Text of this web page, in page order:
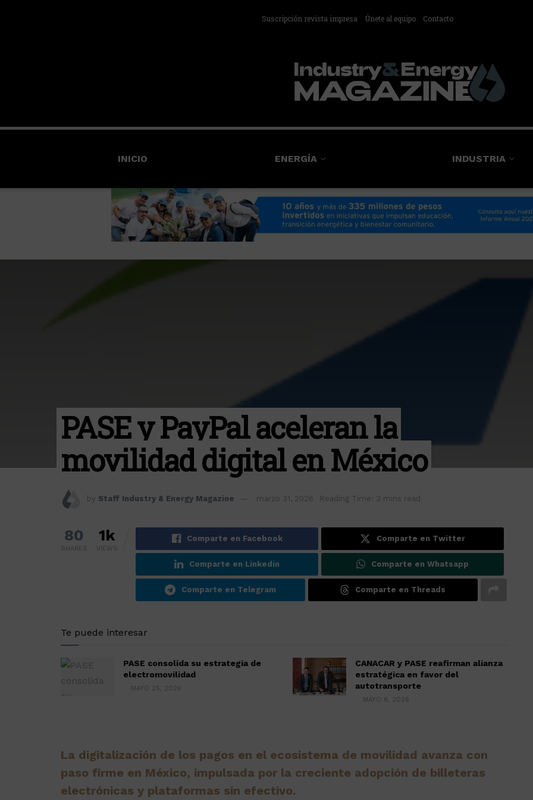
Suscripción revista impresa Únete al equipo Contacto
INICIO ENERGÍA INDUSTRIA
PASE y PayPal aceleran la
movilidad digital en México
by Staff Industry & Energy Magazine marzo 31, 2026 Reading Time: 3 mins read
80
SHARES
1k
VIEWS
Comparte en Facebook Comparte en Twitter
Comparte en Linkedin Comparte en Whatsapp
Comparte en Telegram Comparte en Threads
Te puede interesar
PASE consolida su estrategia de
electromovilidad
MAYO 25, 2026
CANACAR y PASE reafirman alianza
estratégica en favor del
autotransporte
MAYO 8, 2026
La digitalización de los pagos en el ecosistema de movilidad avanza con
paso firme en México, impulsada por la creciente adopción de billeteras
electrónicas y plataformas sin efectivo.